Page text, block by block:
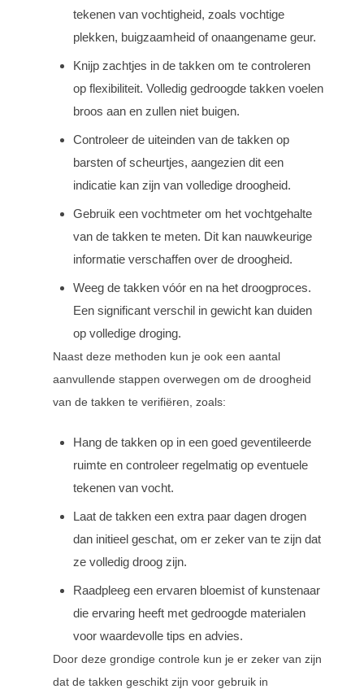
tekenen van vochtigheid, zoals vochtige
plekken, buigzaamheid of onaangename geur.
Knijp zachtjes in de takken om te controleren
op flexibiliteit. Volledig gedroogde takken voelen
broos aan en zullen niet buigen.
Controleer de uiteinden van de takken op
barsten of scheurtjes, aangezien dit een
indicatie kan zijn van volledige droogheid.
Gebruik een vochtmeter om het vochtgehalte
van de takken te meten. Dit kan nauwkeurige
informatie verschaffen over de droogheid.
Weeg de takken vóór en na het droogproces.
Een significant verschil in gewicht kan duiden
op volledige droging.
Naast deze methoden kun je ook een aantal
aanvullende stappen overwegen om de droogheid
van de takken te verifiëren, zoals:
Hang de takken op in een goed geventileerde
ruimte en controleer regelmatig op eventuele
tekenen van vocht.
Laat de takken een extra paar dagen drogen
dan initieel geschat, om er zeker van te zijn dat
ze volledig droog zijn.
Raadpleeg een ervaren bloemist of kunstenaar
die ervaring heeft met gedroogde materialen
voor waardevolle tips en advies.
Door deze grondige controle kun je er zeker van zijn
dat de takken geschikt zijn voor gebruik in